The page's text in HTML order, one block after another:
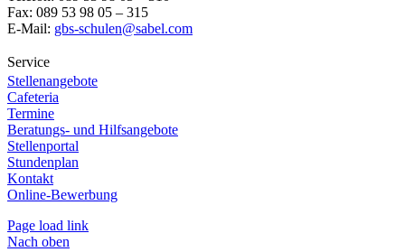
Fax: 089 53 98 05 – 315
E-Mail: gbs-schulen@sabel.com
Service
Stellenangebote
Cafeteria
Termine
Beratungs- und Hilfsangebote
Stellenportal
Stundenplan
Kontakt
Online-Bewerbung
Page load link
Nach oben